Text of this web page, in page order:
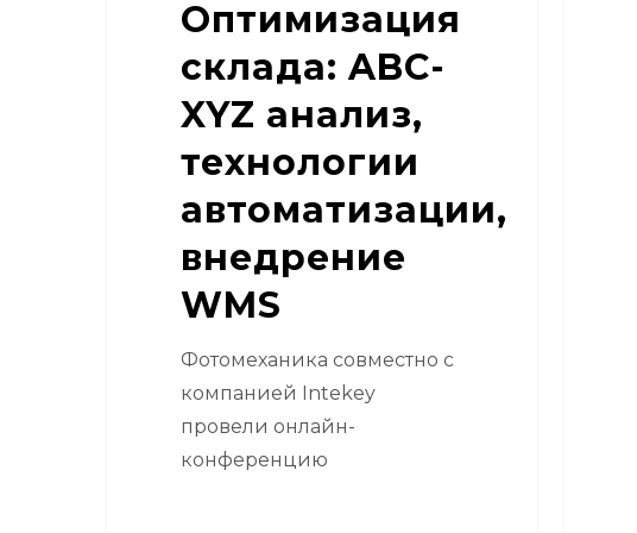
Оптимизация
склада: ABC-
XYZ анализ,
технологии
автоматизации,
внедрение
WMS
Фотомеханика совместно с
компанией Intekey
провели онлайн-
конференцию